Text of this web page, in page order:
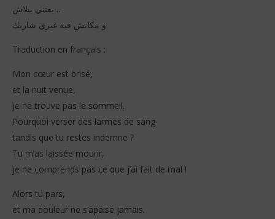
بعتني ببلاش ..
و مكانش فيه غيري شاريك
Traduction en français :
Mon cœur est brisé,
et la nuit venue,
je ne trouve pas le sommeil.
Pourquoi verser des larmes de sang
tandis que tu restes indemne ?
Tu m’as laissée mourir,
je ne comprends pas ce que j’ai fait de mal !
Alors tu pars,
et ma douleur ne s’apaise jamais.